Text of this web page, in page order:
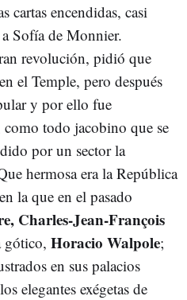
cartas encendidas, casi
Sofía de Monnier.
revolución, pidió que
el Temple, pero después
y por ello fue
todo jacobino que se
por un sector la
hermosa era la República
la que en el pasado
Charles-Jean-François
gótico, Horacio Walpole;
en sus palacios
los elegantes exégetas de